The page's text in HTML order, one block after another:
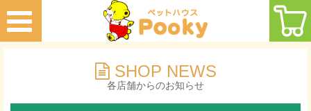
SHOP NEWS
各店舗からのお知らせ